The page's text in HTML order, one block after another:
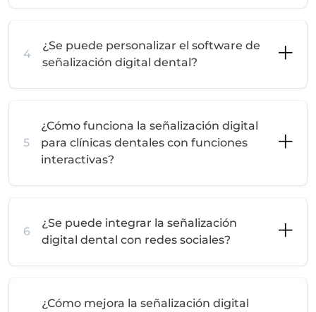
4
¿Se puede personalizar el software de
señalización digital dental?
5
¿Cómo funciona la señalización digital
para clínicas dentales con funciones
interactivas?
6
¿Se puede integrar la señalización
digital dental con redes sociales?
¿Cómo mejora la señalización digital